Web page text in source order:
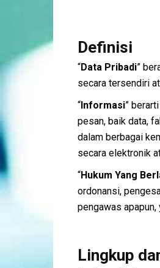
Definisi
“Data Pribadi”
secara tersendiri
“Informasi”
pesan, baik data,
dalam berbagai
secara elektronik
“Hukum Yang
ordonansi,
pengawas
Lingkup